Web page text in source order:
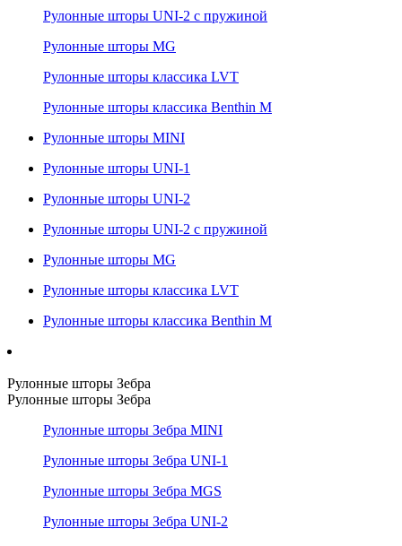
Рулонные шторы UNI-2 с пружиной
Рулонные шторы MG
Рулонные шторы классика LVT
Рулонные шторы классика Benthin M
Рулонные шторы MINI
Рулонные шторы UNI-1
Рулонные шторы UNI-2
Рулонные шторы UNI-2 с пружиной
Рулонные шторы MG
Рулонные шторы классика LVT
Рулонные шторы классика Benthin M
Рулонные шторы Зебра
Рулонные шторы Зебра
Рулонные шторы Зебра MINI
Рулонные шторы Зебра UNI-1
Рулонные шторы Зебра MGS
Рулонные шторы Зебра UNI-2